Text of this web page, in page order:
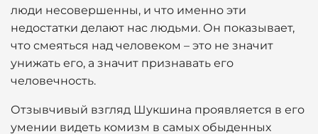
люди несовершенны, и что именно эти
недостатки делают нас людьми. Он показывает,
что смеяться над человеком – это не значит
унижать его, а значит признавать его
человечность.
Отзывчивый взгляд Шукшина проявляется в его
умении видеть комизм в самых обыденных